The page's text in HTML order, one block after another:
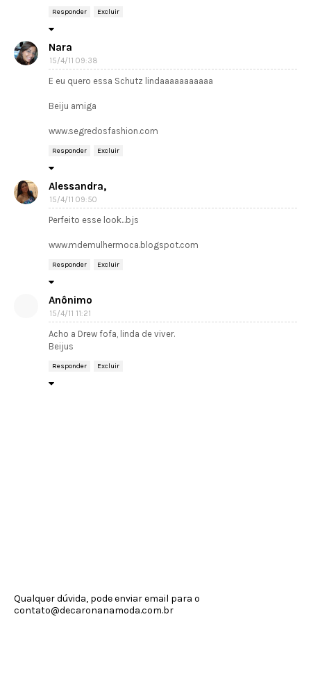
Responder Excluir
Nara
15/4/11 09:38
E eu quero essa Schutz lindaaaaaaaaaaa
Beiju amiga
www.segredosfashion.com
Responder Excluir
Alessandra,
15/4/11 09:50
Perfeito esse look...bjs
www.mdemulhermoca.blogspot.com
Responder Excluir
Anônimo
15/4/11 11:21
Acho a Drew fofa, linda de viver.
Beijus
Responder Excluir
Qualquer dúvida, pode enviar email para o
contato@decaronanamoda.com.br